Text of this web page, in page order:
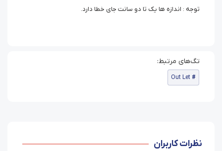
توجه : اندازه ها یک تا دو سانت جای خطا دارد.
Out Let
نظرات کاربران